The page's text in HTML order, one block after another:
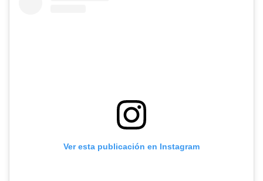
Ver esta publicación en Instagram